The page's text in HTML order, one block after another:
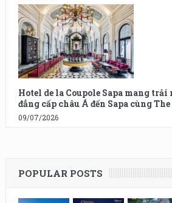
Hotel de la Coupole Sapa mang
đẳng cấp châu Á đến Sapa cùng
09/07/2026
POPULAR POSTS